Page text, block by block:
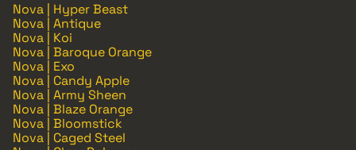
Nova | Hyper Beast
Nova | Antique
Nova | Koi
Nova | Baroque Orange
Nova | Exo
Nova | Candy Apple
Nova | Army Sheen
Nova | Blaze Orange
Nova | Bloomstick
Nova | Caged Steel